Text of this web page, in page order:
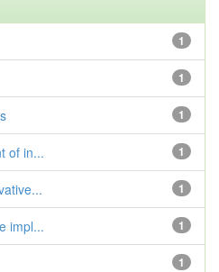
1
1
1
1
of in...
1
1
impl...
1